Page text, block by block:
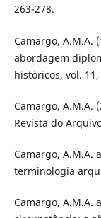
263-278.
Camargo, A.M.A.
abordagem
históricos, vol.
Camargo, A.M.A.
Revista do
Camargo, A.M.A.
terminologia
Camargo, A.M.A.